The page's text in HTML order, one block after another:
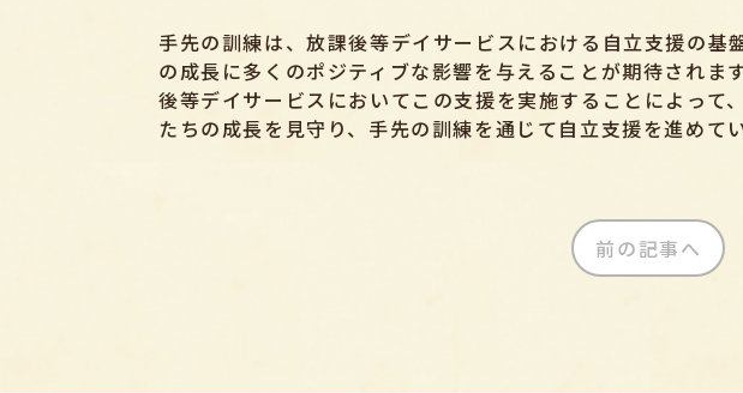
手先の訓練は、放課後等デイサービスにおける自立支援の
の成長に多くのポジティブな影響を与えることが期待され
後等デイサービスにおいてこの支援を実施することによっ
たちの成長を見守り、手先の訓練を通じて自立支援を進めて
前の記事へ